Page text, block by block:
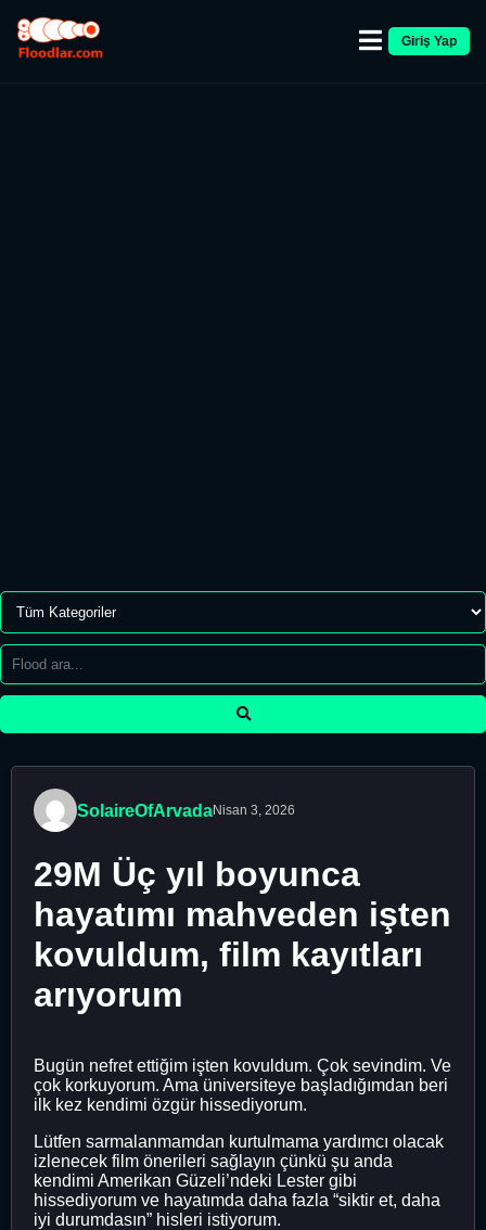
Giriş Yap
SolaireOfArvadaNisan 3, 2026
29M Üç yıl boyunca
hayatımı mahveden işten
kovuldum, film kayıtları
arıyorum
Bugün nefret ettiğim işten kovuldum. Çok sevindim. Ve
çok korkuyorum. Ama üniversiteye başladığımdan beri
ilk kez kendimi özgür hissediyorum.
Lütfen sarmalanmamdan kurtulmama yardımcı olacak
izlenecek film önerileri sağlayın çünkü şu anda
kendimi Amerikan Güzeli’ndeki Lester gibi
hissediyorum ve hayatımda daha fazla “siktir et, daha
iyi durumdasın” hisleri istiyorum.